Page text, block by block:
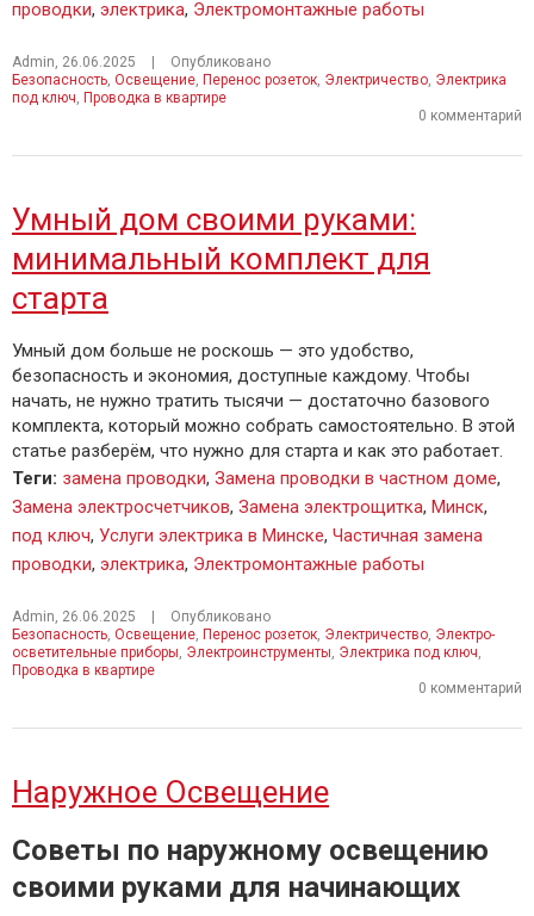
проводки, электрика, Электромонтажные работы
Admin, 26.06.2025
Опубликовано
Безопасность, Освещение, Перенос розеток, Электричество, Электрика
под ключ, Проводка в квартире
0 комментарий
Умный дом своими руками:
минимальный комплект для
старта
Умный дом больше не роскошь — это удобство,
безопасность и экономия, доступные каждому. Чтобы
начать, не нужно тратить тысячи — достаточно базового
комплекта, который можно собрать самостоятельно. В этой
статье разберём, что нужно для старта и как это работает.
Теги: замена проводки, Замена проводки в частном доме,
Замена электросчетчиков, Замена электрощитка, Минск,
под ключ, Услуги электрика в Минске, Частичная замена
проводки, электрика, Электромонтажные работы
Admin, 26.06.2025
Опубликовано
Безопасность, Освещение, Перенос розеток, Электричество, Электро-
осветительные приборы, Электроинструменты, Электрика под ключ,
Проводка в квартире
0 комментарий
Наружное Освещение
Советы по наружному освещению
своими руками для начинающих